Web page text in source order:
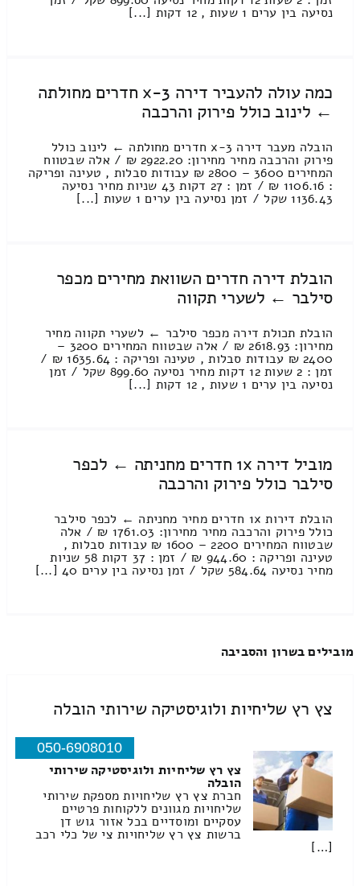
נסיעה בין ערים 1 שעות , 12 דקות [...]
כמה עולה להעביר דירה 3-x חדרים מחולתה
← לינוב כולל פירוק והרכבה
הובלה מעבר דירה 3-x חדרים מחולתה ← לינוב כולל
פירוק והרכבה מחיר מחירון: 2922.20 ₪ / אלה שבטווח
המחירים 3600 – 2800 ₪ עבודות סבלות , טעינה ופריקה
: 1106.16 ₪ / זמן : 27 דקות 43 שניות מחיר נסיעה
1136.43 שקל / זמן נסיעה בין ערים 1 שעות [...]
הובלת דירה חדרים השוואת מחירים מכפר
סילבר ← לשערי תקווה
הובלת תכולת דירה מכפר סילבר ← לשערי תקווה מחיר
מחירון: 2618.93 ₪ / אלה שבטווח המחירים 3200 –
2400 ₪ עבודות סבלות , טעינה ופריקה : 1635.64 ₪ /
זמן : 2 שעות 12 דקות מחיר נסיעה 899.60 שקל / זמן
נסיעה בין ערים 1 שעות , 12 דקות [...]
מוביל דירה 1x חדרים מחניתה ← לכפר
סילבר כולל פירוק והרכבה
הובלת דירות 1x חדרים מחיר מחניתה ← לכפר סילבר
כולל פירוק והרכבה מחיר מחירון: 1761.03 ₪ / אלה
שבטווח המחירים 2200 – 1600 ₪ עבודות סבלות ,
טעינה ופריקה : 944.60 ₪ / זמן : 37 דקות 58 שניות
מחיר נסיעה 584.64 שקל / זמן נסיעה בין ערים 40 [...]
מובילים בשרון והסביבה
צץ רץ שליחיות ולוגיסטיקה שירותי הובלה
050-6908010
צץ רץ שליחיות ולוגיסטיקה שירותי
הובלה
חברת צץ רץ שליחויות מספקת שירותי
שליחויות מגוונים ללקוחות פרטיים
עסקיים ומוסדיים בכל אזור גוש דן
ברשות צץ רץ שליחויות צי של כלי רכב
[…]